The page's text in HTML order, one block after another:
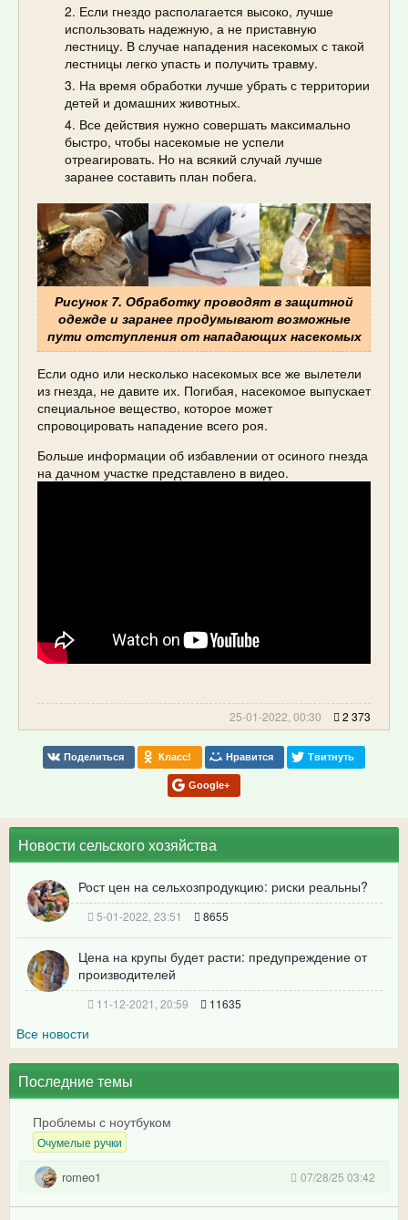
Если гнездо располагается высоко, лучше
использовать надежную, а не приставную
лестницу. В случае нападения насекомых с такой
лестницы легко упасть и получить травму.
На время обработки лучше убрать с территории
детей и домашних животных.
Все действия нужно совершать максимально
быстро, чтобы насекомые не успели
отреагировать. Но на всякий случай лучше
заранее составить план побега.
Рисунок 7. Обработку проводят в защитной
одежде и заранее продумывают возможные
пути отступления от нападающих насекомых
Если одно или несколько насекомых все же вылетели
из гнезда, не давите их. Погибая, насекомое выпускает
специальное вещество, которое может
спровоцировать нападение всего роя.
Больше информации об избавлении от осиного гнезда
на дачном участке представлено в видео.
25-01-2022, 00:30 2 373
Поделиться Класс! Нравится Твитнуть
Google+
Новости сельского хозяйства
Рост цен на сельхозпродукцию: риски реальны?
5-01-2022, 23:51 8655
Цена на крупы будет расти: предупреждение от
производителей
11-12-2021, 20:59 11635
Все новости
Последние темы
Проблемы с ноутбуком
Очумелые ручки
romeo1 07/28/25 03:42